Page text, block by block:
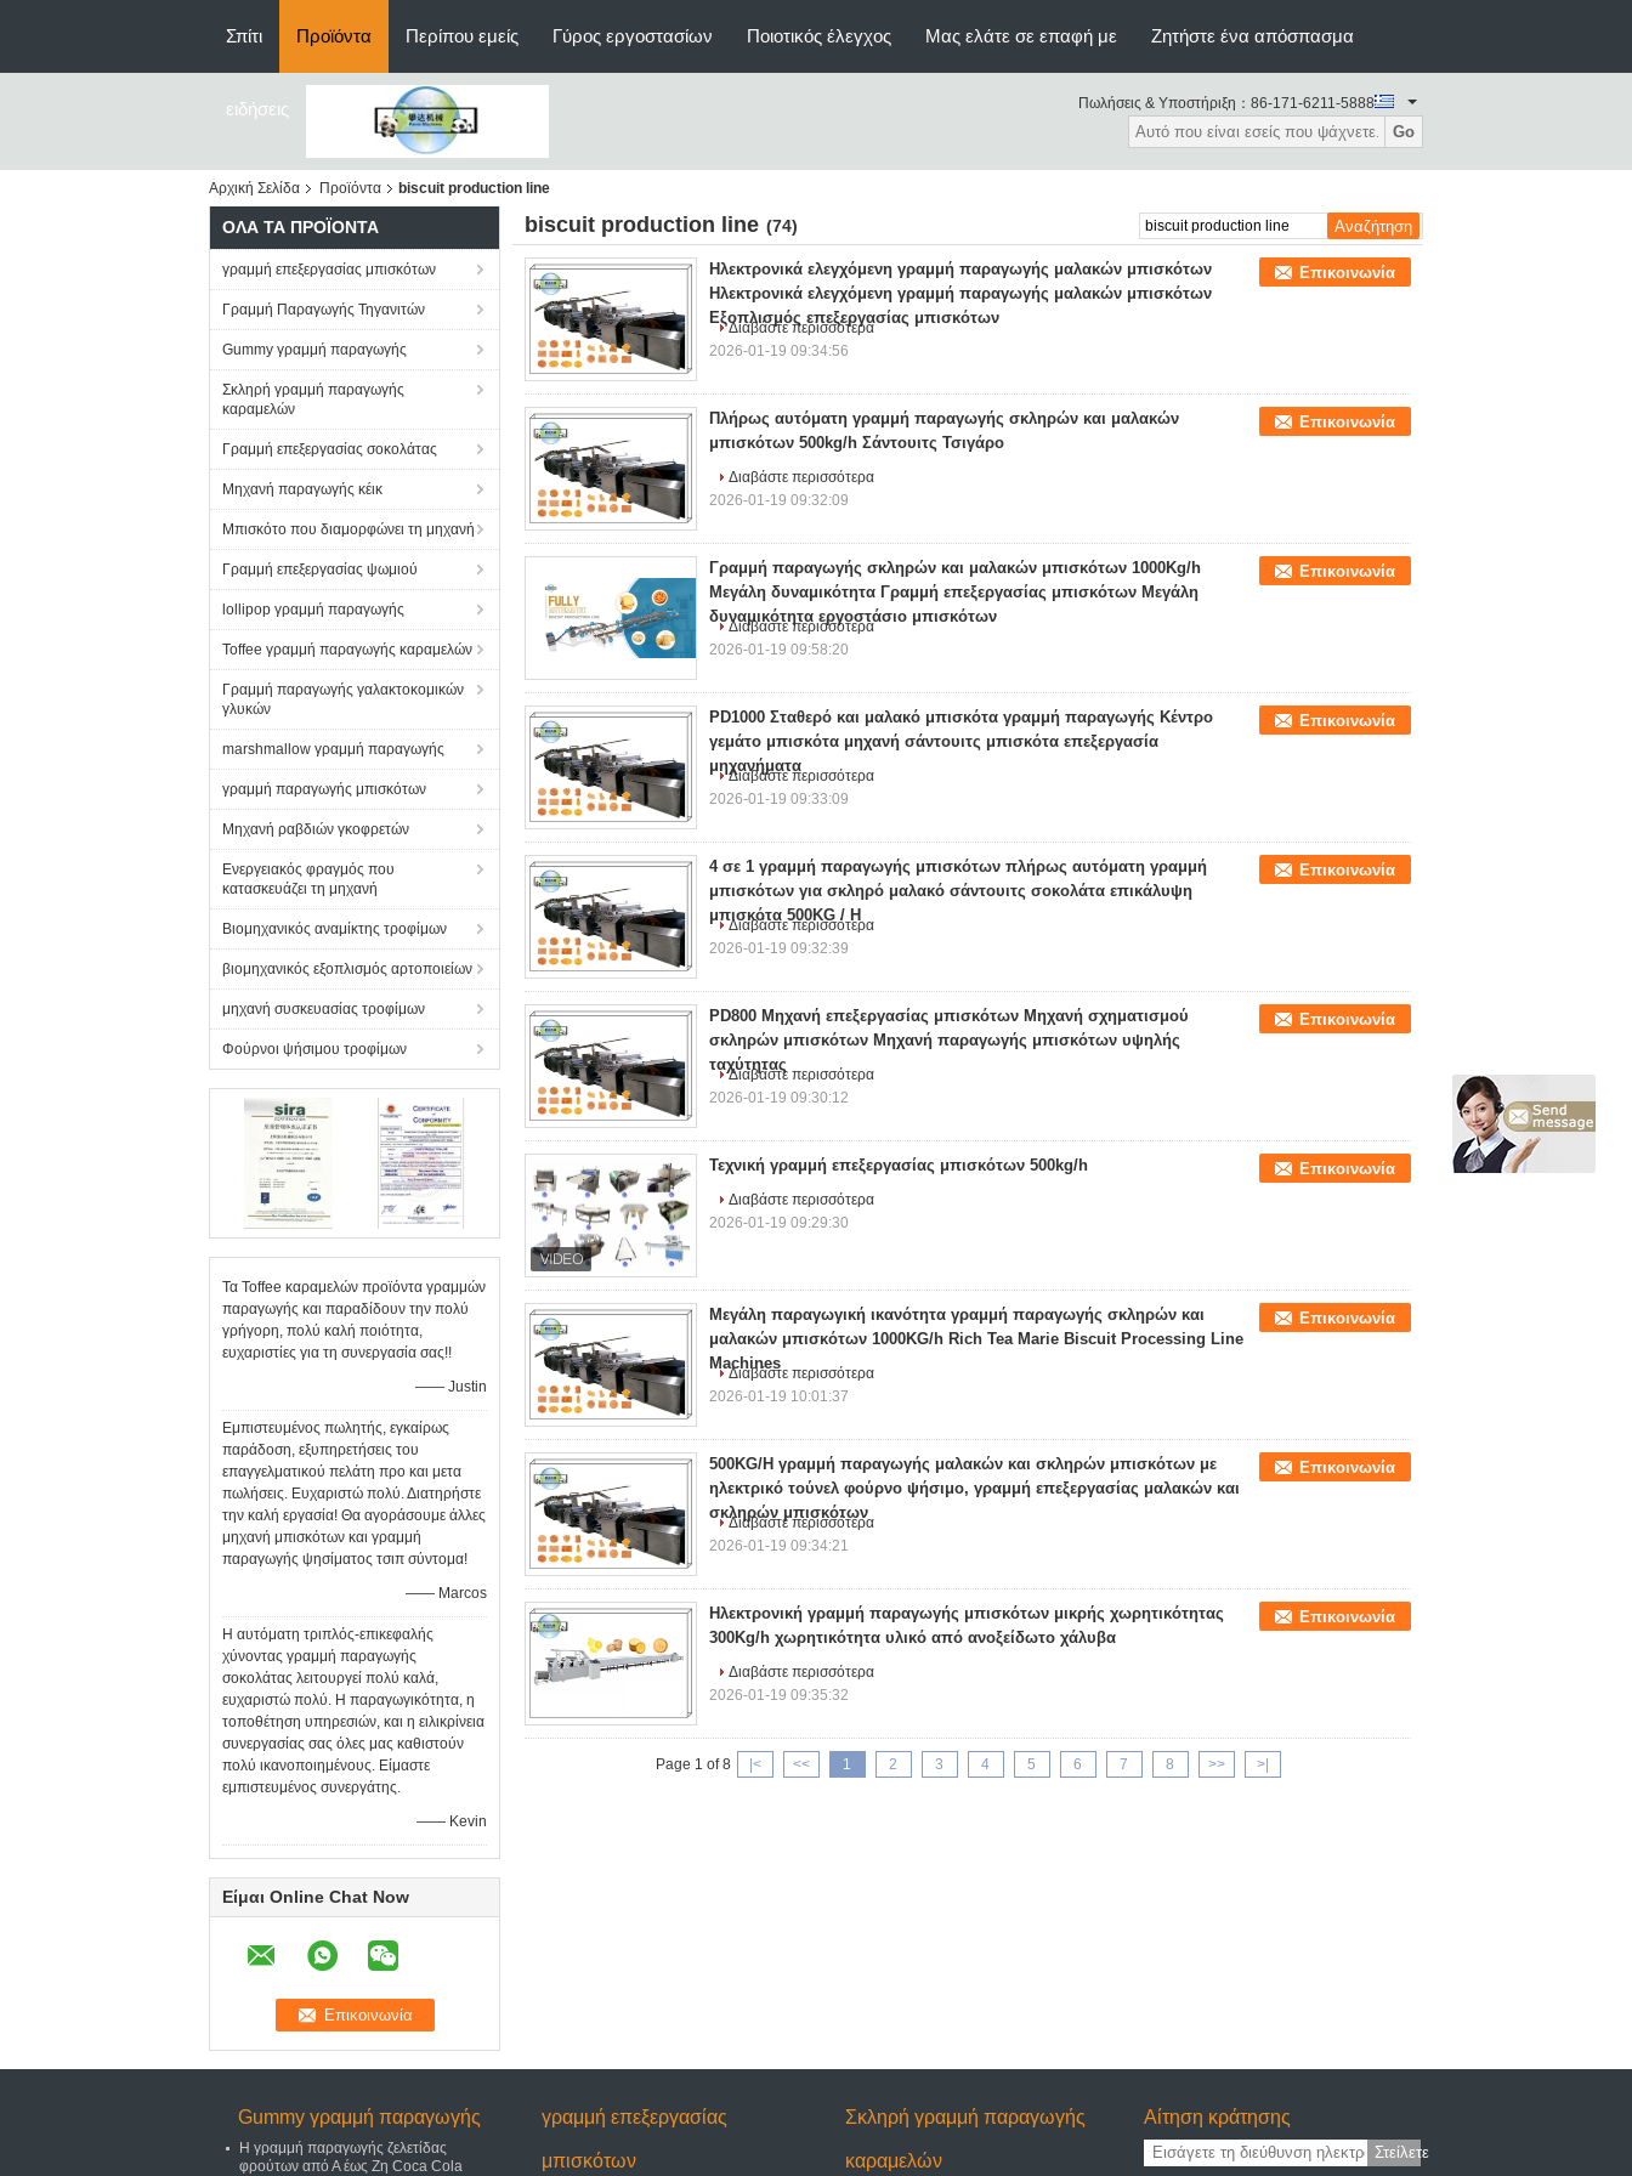
Σπίτι Προϊόντα Περίπου εμείς Γύρος εργοστασίων Ποιοτικός έλεγχος Μας ελάτε σε επαφή με Ζητήστε ένα απόσπασμα
ειδήσεις Πωλήσεις & Υποστήριξη： 86-171-6211-5888
Go
Αρχική Σελίδα Προϊόντα biscuit production line
ΌΛΑ ΤΑ ΠΡΟΪΌΝΤΑ
γραμμή επεξεργασίας μπισκότων
Γραμμή Παραγωγής Τηγανιτών
Gummy γραμμή παραγωγής
Σκληρή γραμμή παραγωγής
καραμελών
Γραμμή επεξεργασίας σοκολάτας
Μηχανή παραγωγής κέικ
Μπισκότο που διαμορφώνει τη μηχανή
Γραμμή επεξεργασίας ψωμιού
lollipop γραμμή παραγωγής
Toffee γραμμή παραγωγής καραμελών
Γραμμή παραγωγής γαλακτοκομικών
γλυκών
marshmallow γραμμή παραγωγής
γραμμή παραγωγής μπισκότων
Μηχανή ραβδιών γκοφρετών
Ενεργειακός φραγμός που
κατασκευάζει τη μηχανή
Βιομηχανικός αναμίκτης τροφίμων
βιομηχανικός εξοπλισμός αρτοποιείων
μηχανή συσκευασίας τροφίμων
Φούρνοι ψήσιμου τροφίμων
Τα Toffee καραμελών προϊόντα γραμμών
παραγωγής και παραδίδουν την πολύ
γρήγορη, πολύ καλή ποιότητα,
ευχαριστίες για τη συνεργασία σας!!
—— Justin
Εμπιστευμένος πωλητής, εγκαίρως
παράδοση, εξυπηρετήσεις του
επαγγελματικού πελάτη προ και μετα
πωλήσεις. Ευχαριστώ πολύ. Διατηρήστε
την καλή εργασία! Θα αγοράσουμε άλλες
μηχανή μπισκότων και γραμμή
παραγωγής ψησίματος τσιπ σύντομα!
—— Marcos
Η αυτόματη τριπλός-επικεφαλής
χύνοντας γραμμή παραγωγής
σοκολάτας λειτουργεί πολύ καλά,
ευχαριστώ πολύ. Η παραγωγικότητα, η
τοποθέτηση υπηρεσιών, και η ειλικρίνεια
συνεργασίας σας όλες μας καθιστούν
πολύ ικανοποιημένους. Είμαστε
εμπιστευμένος συνεργάτης.
—— Kevin
Είμαι Online Chat Now
biscuit production line (74)
Ηλεκτρονικά ελεγχόμενη γραμμή παραγωγής μαλακών μπισκότων
Ηλεκτρονικά ελεγχόμενη γραμμή παραγωγής μαλακών μπισκότων
Εξοπλισμός επεξεργασίας μπισκότων
Επικοινωνία
Διαβάστε περισσότερα
2026-01-19 09:34:56
Πλήρως αυτόματη γραμμή παραγωγής σκληρών και μαλακών
μπισκότων 500kg/h Σάντουιτς Τσιγάρο
Επικοινωνία
Διαβάστε περισσότερα
2026-01-19 09:32:09
Γραμμή παραγωγής σκληρών και μαλακών μπισκότων 1000Kg/h
Μεγάλη δυναμικότητα Γραμμή επεξεργασίας μπισκότων Μεγάλη
δυναμικότητα εργοστάσιο μπισκότων
Επικοινωνία
Διαβάστε περισσότερα
2026-01-19 09:58:20
PD1000 Σταθερό και μαλακό μπισκότα γραμμή παραγωγής Κέντρο
γεμάτο μπισκότα μηχανή σάντουιτς μπισκότα επεξεργασία
μηχανήματα
Επικοινωνία
Διαβάστε περισσότερα
2026-01-19 09:33:09
4 σε 1 γραμμή παραγωγής μπισκότων πλήρως αυτόματη γραμμή
μπισκότων για σκληρό μαλακό σάντουιτς σοκολάτα επικάλυψη
μπισκότα 500KG / H
Επικοινωνία
Διαβάστε περισσότερα
2026-01-19 09:32:39
PD800 Μηχανή επεξεργασίας μπισκότων Μηχανή σχηματισμού
σκληρών μπισκότων Μηχανή παραγωγής μπισκότων υψηλής
ταχύτητας
Επικοινωνία
Διαβάστε περισσότερα
2026-01-19 09:30:12
Τεχνική γραμμή επεξεργασίας μπισκότων 500kg/h Επικοινωνία
Διαβάστε περισσότερα
2026-01-19 09:29:30
Μεγάλη παραγωγική ικανότητα γραμμή παραγωγής σκληρών και
μαλακών μπισκότων 1000KG/h Rich Tea Marie Biscuit Processing Line
Machines
Επικοινωνία
Διαβάστε περισσότερα
2026-01-19 10:01:37
500KG/Η γραμμή παραγωγής μαλακών και σκληρών μπισκότων με
ηλεκτρικό τούνελ φούρνο ψήσιμο, γραμμή επεξεργασίας μαλακών και
σκληρών μπισκότων
Επικοινωνία
Διαβάστε περισσότερα
2026-01-19 09:34:21
Ηλεκτρονική γραμμή παραγωγής μπισκότων μικρής χωρητικότητας
300Kg/h χωρητικότητα υλικό από ανοξείδωτο χάλυβα
Επικοινωνία
Διαβάστε περισσότερα
2026-01-19 09:35:32
Page 1 of 8 |< << 1 2 3 4 5 6 7 8 >> >|
Gummy γραμμή παραγωγής
Η γραμμή παραγωγής ζελετίδας
φρούτων από Α έως Ζη Coca Cola
γραμμή επεξεργασίας
μπισκότων
Σκληρή γραμμή παραγωγής
καραμελών
Αίτηση κράτησης
Στείλετε